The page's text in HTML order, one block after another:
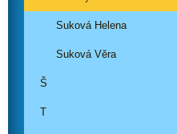
Suková Helena
Suková Věra
Š
T